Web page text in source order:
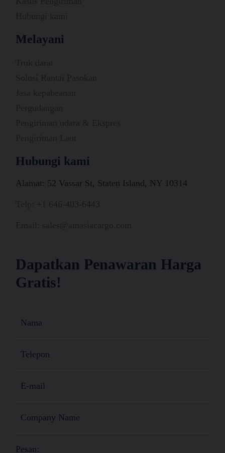
Melayani
Hubungi kami
Alamat: 52 Vassar St, Staten Island, NY 10314
Dapatkan Penawaran Harga
Gratis!
Pesan: